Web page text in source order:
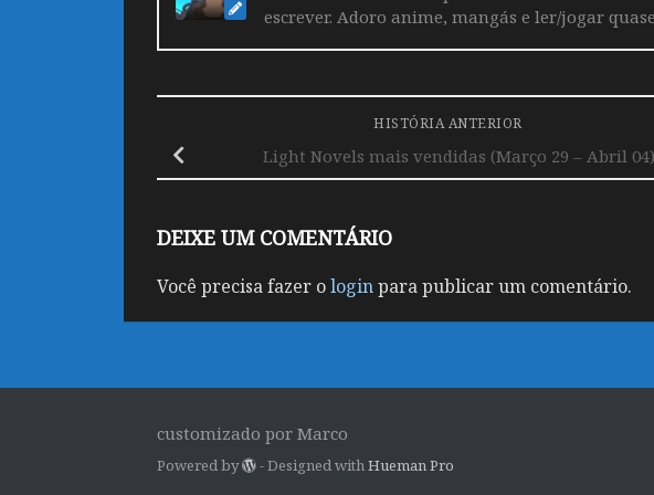
escrever. Adoro anime, mangás e ler/jogar
HISTÓRIA ANTERIOR
Light Novels mais vendidas (Março 29 – Abril 04)
DEIXE UM COMENTÁRIO
Você precisa fazer ologinpara publicar um comentário.
customizado por Marco
Powered by - Designed withHueman Pro